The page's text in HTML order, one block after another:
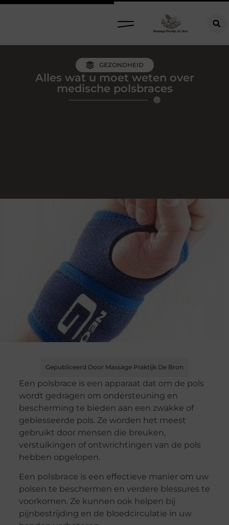
GEZONDHEID
Alles wat u moet weten over
medische polsbraces
Gepubliceerd Door Massage Praktijk De Bron
Een polsbrace is een apparaat dat om de pols
wordt gedragen om ondersteuning en
bescherming te bieden aan een zwakke of
geblesseerde pols. Ze worden het meest
gebruikt door mensen die breuken,
verstuikingen of ontwrichtingen van de pols
hebben opgelopen.
Een polsbrace is een effectieve manier om uw
polsen te beschermen en verdere blessures te
voorkomen. Ze kunnen ook helpen bij
pijnbestrijding en de bloedcirculatie in uw